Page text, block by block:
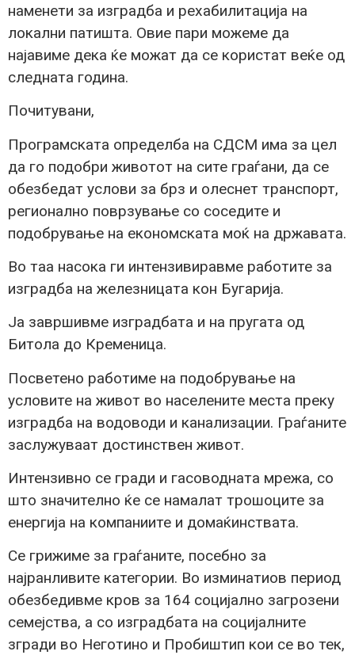
наменети за изградба и рехабилитација на
локални патишта. Овие пари можеме да
најавиме дека ќе можат да се користат веќе од
следната година.
Почитувани,
Програмската определба на СДСМ има за цел
да го подобри животот на сите граѓани, да се
обезбедат услови за брз и олеснет транспорт,
регионално поврзување со соседите и
подобрување на економската моќ на државата.
Во таа насока ги интензивиравме работите за
изградба на железницата кон Бугарија.
Ја завршивме изградбата и на пругата од
Битола до Кременица.
Посветено работиме на подобрување на
условите на живот во населените места преку
изградба на водоводи и канализации. Граѓаните
заслужуваат достинствен живот.
Интензивно се гради и гасоводната мрежа, со
што значително ќе се намалат трошоците за
енергија на компаниите и домаќинствата.
Се грижиме за граѓаните, посебно за
најранливите категории. Во изминатиов период
обезбедивме кров за 164 социјално загрозени
семејства, а со изградбата на социјалните
згради во Неготино и Пробиштип кои се во тек,